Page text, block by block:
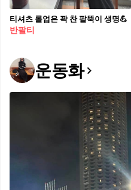
티셔츠 롤업은 꽉 찬 팔뚝이 생명💪
반팔티
운동화